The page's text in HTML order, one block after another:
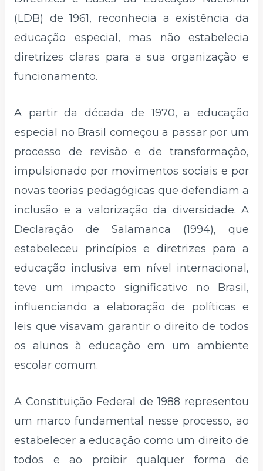
(LDB) de 1961, reconhecia a existência da
educação especial, mas não estabelecia
diretrizes claras para a sua organização e
funcionamento.
A partir da década de 1970, a educação
especial no Brasil começou a passar por um
processo de revisão e de transformação,
impulsionado por movimentos sociais e por
novas teorias pedagógicas que defendiam a
inclusão e a valorização da diversidade. A
Declaração de Salamanca (1994), que
estabeleceu princípios e diretrizes para a
educação inclusiva em nível internacional,
teve um impacto significativo no Brasil,
influenciando a elaboração de políticas e
leis que visavam garantir o direito de todos
os alunos à educação em um ambiente
escolar comum.
A Constituição Federal de 1988 representou
um marco fundamental nesse processo, ao
estabelecer a educação como um direito de
todos e ao proibir qualquer forma de